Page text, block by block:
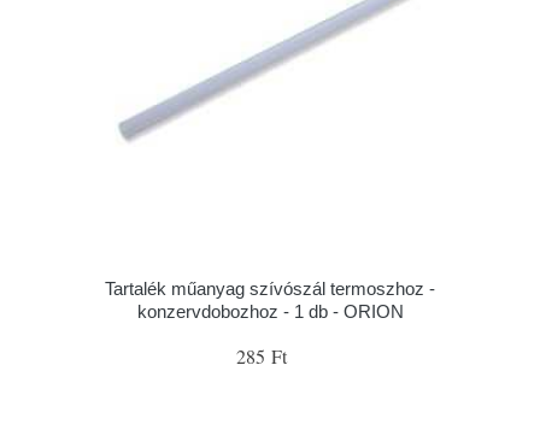
Tartalék műanyag szívószál termoszhoz -
konzervdobozhoz - 1 db - ORION
285 Ft